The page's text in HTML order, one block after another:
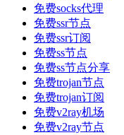
免费socks代理
免费ssr节点
免费ssr订阅
免费ss节点
免费ss节点分享
免费trojan节点
免费trojan订阅
免费v2ray机场
免费v2ray节点